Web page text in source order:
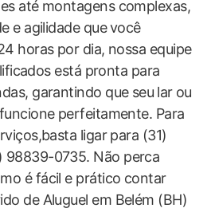
até montagens complexas,
e agilidade que⁢ você
horas por dia, nossa equipe
está pronta para
garantindo que seu ⁤lar ⁢ou
perfeitamente. Para
ligar para ‍(31)
98839-0735. Não perca
é fácil e prático​ contar
de Aluguel em Belém ‌(BH)